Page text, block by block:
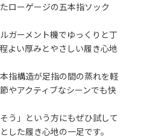
ローゲージの五本指ソック
ガーメント機でゆっくりと丁
よい厚みとやさしい履き心地
指構造が足指の間の蒸れを軽
やアクティブなシーンでも快
う」という方にもぜひ試して
した履き心地の一足です。